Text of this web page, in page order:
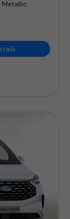
Metallic